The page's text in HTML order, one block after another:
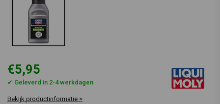
€5,95
✔ Geleverd in 2-4 werkdagen
Bekijk productinformatie >